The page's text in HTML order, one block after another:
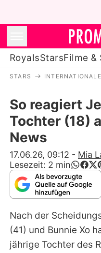
RoyalsStarsFilme &
Alle
STARS
So reagiert
Tochter (18)
News
17.06.26, 09:12 - Mia
Lesezeit: 2 min
Nach der
(41) und Bunnie Xo
jährige Tochter des